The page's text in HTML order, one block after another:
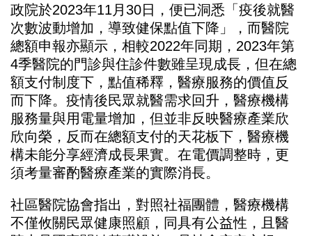
政院於2023年11月30日，便已洞悉「疫後就醫
次數波動增加，導致健保點值下降」，而醫院
總額申報亦顯示，相較2022年同期，2023年第
4季醫院的門診與住診件數雖呈現成長，但在總
額支付制度下，點值稀釋，醫療服務的價值反
而下降。疫情後民眾就醫需求回升，醫療機構
服務量與用電量增加，但並非反映醫療產業欣
欣向榮，反而在總額支付的天花板下，醫療機
構未能分享經濟成長果實。在電價調整時，更
須考量審酌醫療產業的實際消長。
社區醫院協會指出，對照社福團體，醫療機構
不僅攸關民眾健康照顧，同具有公益性，且醫